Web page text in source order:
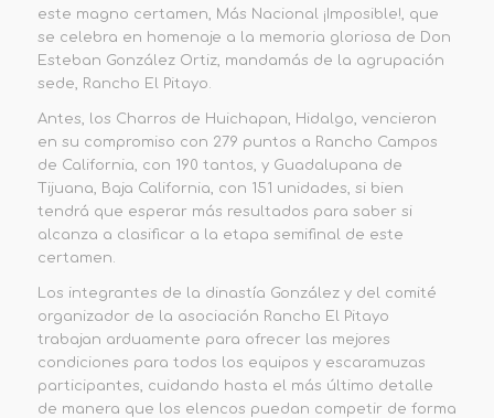
este magno certamen, Más Nacional ¡Imposible!, que
se celebra en homenaje a la memoria gloriosa de Don
Esteban González Ortiz, mandamás de la agrupación
sede, Rancho El Pitayo.
Antes, los Charros de Huichapan, Hidalgo, vencieron
en su compromiso con 279 puntos a Rancho Campos
de California, con 190 tantos, y Guadalupana de
Tijuana, Baja California, con 151 unidades, si bien
tendrá que esperar más resultados para saber si
alcanza a clasificar a la etapa semifinal de este
certamen.
Los integrantes de la dinastía González y del comité
organizador de la asociación Rancho El Pitayo
trabajan arduamente para ofrecer las mejores
condiciones para todos los equipos y escaramuzas
participantes, cuidando hasta el más último detalle
de manera que los elencos puedan competir de forma